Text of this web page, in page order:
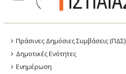
Πράσινες Δημόσιες Συμβάσεις (ΠΔΣ)
Δημοτικές Ενότητες
Ενημέρωση